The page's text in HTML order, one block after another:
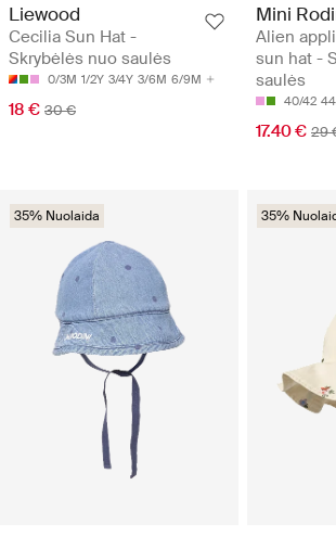
Liewood
Cecilia Sun Hat -
Skrybėlės nuo saulės
0/3M 1/2Y 3/4Y 3/6M 6/9M
18 € 30 €
Mini
Alien
sun hat -
saulės
40/42
17.40 € 29
35% Nuolaida 35%